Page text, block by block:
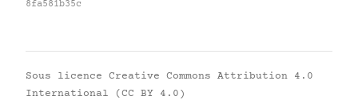
8fa581b35c
Sous licence Creative Commons Attribution 4.0
International (CC BY 4.0)